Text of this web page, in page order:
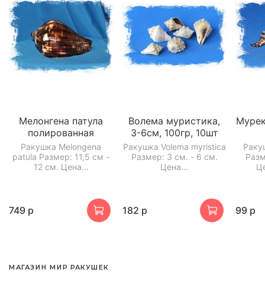
Мелонгена патула
полированная
Ракушка Melongena
patula Размер: 11,5 см -
12 см. Цена...
749 р
Волема муристика,
3-6см, 100гр, 10шт
Ракушка Volema myristica
Размер: 3 см. - 6 см.
Цена...
182 р 99 р
МАГАЗИН МИР РАКУШЕК